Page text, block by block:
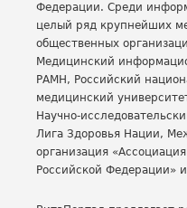
Федерации. Среди
целый ряд крупнейших
общественных
Медицинский
РАМН, Российский
медицинский
Научно-
Лига Здоровья Нации,
организация
Российской Федерации»